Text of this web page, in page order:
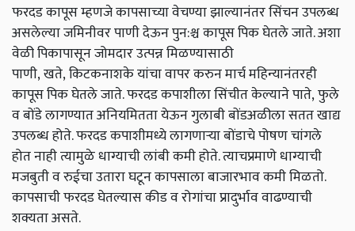
फरदड कापूस म्हणजे कापसाच्या वेचण्या झाल्यानंतर सिंचन उपलब्ध
असलेल्या जमिनीवर पाणी देऊन पुन:श्च कापूस पिक घेतले जाते. अशा
वेळी पिकापासून जोमदार उत्पन्न मिळण्यासाठी
पाणी, खते, किटकनाशके यांचा वापर करुन मार्च महिन्यानंतरही
कापूस पिक घेतले जाते. फरदड कपाशीला सिंचीत केल्याने पाते, फुले
व बोंडे लागण्यात अनियमितता येऊन गुलाबी बोंडअळीला सतत खाद्य
उपलब्ध होते.फरदड कपाशीमध्ये लागणाऱ्या बोंडाचे पोषण चांगले
होत नाही त्यामुळे धाग्याची लांबी कमी होते. त्याचप्रमाणे धाग्याची
मजबुती व रुईचा उतारा घटून कापसाला बाजारभाव कमी मिळतो.
कापसाची फरदड घेतल्यास कीड व रोगांचा प्रादुर्भाव वाढण्याची
शक्यता असते.